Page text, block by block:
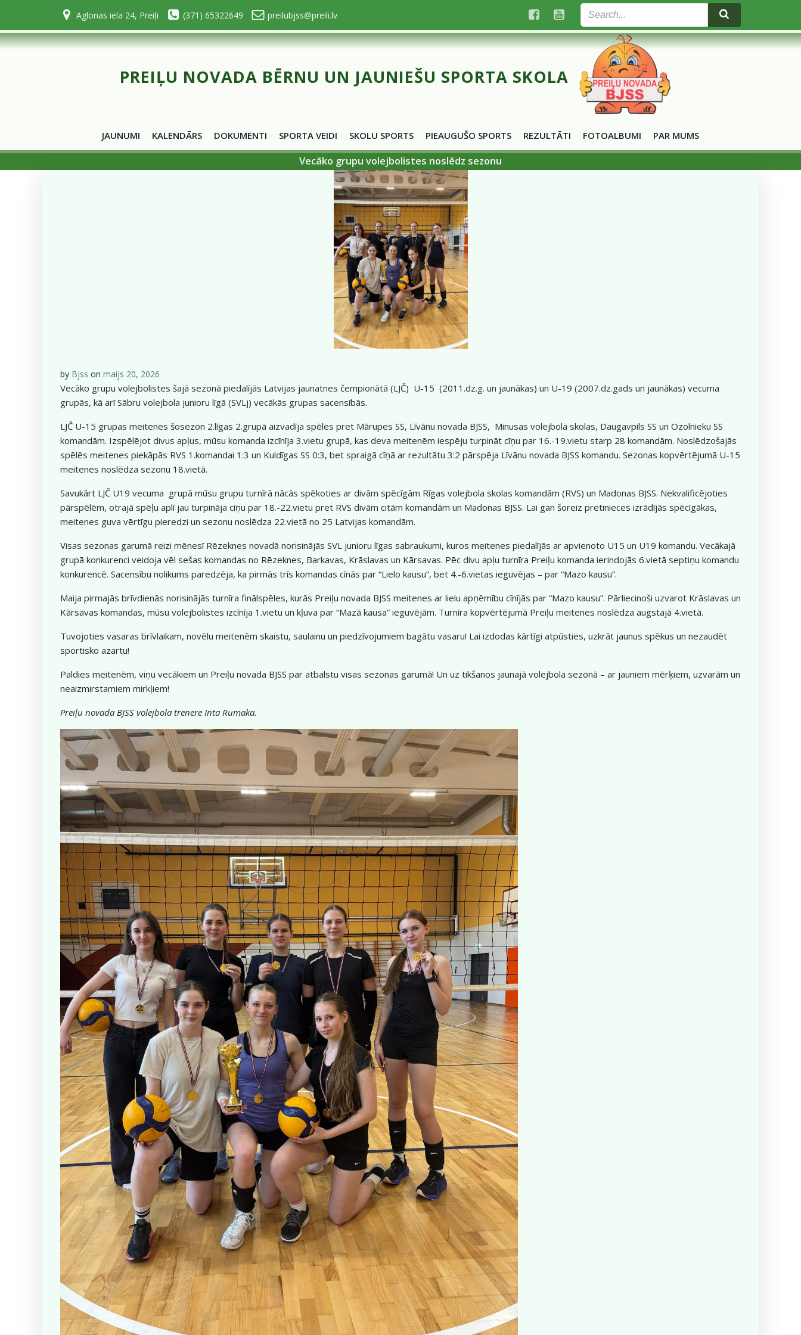
content
Aglonas iela 24, Preiļi (371) 65322649 preilubjss@preili.lv
PREIĻU NOVADA BĒRNU UN JAUNIEŠU SPORTA SKOLA
JAUNUMI KALENDĀRS DOKUMENTI SPORTA VEIDI SKOLU SPORTS PIEAUGUŠO SPORTS REZULTĀTI FOTOALBUMI PAR MUMS
Vecāko grupu volejbolistes noslēdz sezonu
by Bjss on maijs 20, 2026
Vecāko grupu volejbolistes šajā sezonā piedalījās Latvijas jaunatnes čempionātā (LJČ) U-15 (2011.dz.g. un jaunākas) un U-19 (2007.dz.gads un jaunākas) vecuma
grupās, kā arī Sābru volejbola junioru līgā (SVLj) vecākās grupas sacensībās.
LJČ U-15 grupas meitenes šosezon 2.līgas 2.grupā aizvadīja spēles pret Mārupes SS, Līvānu novada BJSS, Minusas volejbola skolas, Daugavpils SS un Ozolnieku SS
komandām. Izspēlējot divus apļus, mūsu komanda izcīnīja 3.vietu grupā, kas deva meitenēm iespēju turpināt cīņu par 16.-19.vietu starp 28 komandām. Noslēdzošajās
spēlēs meitenes piekāpās RVS 1.komandai 1:3 un Kuldīgas SS 0:3, bet spraigā cīņā ar rezultātu 3:2 pārspēja Līvānu novada BJSS komandu. Sezonas kopvērtējumā U-15
meitenes noslēdza sezonu 18.vietā.
Savukārt LJČ U19 vecuma grupā mūsu grupu turnīrā nācās spēkoties ar divām spēcīgām Rīgas volejbola skolas komandām (RVS) un Madonas BJSS. Nekvalificējoties
pārspēlēm, otrajā spēļu aplī jau turpināja cīņu par 18.-22.vietu pret RVS divām citām komandām un Madonas BJSS. Lai gan šoreiz pretinieces izrādījās spēcīgākas,
meitenes guva vērtīgu pieredzi un sezonu noslēdza 22.vietā no 25 Latvijas komandām.
Visas sezonas garumā reizi mēnesī Rēzeknes novadā norisinājās SVL junioru līgas sabraukumi, kuros meitenes piedalījās ar apvienoto U15 un U19 komandu. Vecākajā
grupā konkurenci veidoja vēl sešas komandas no Rēzeknes, Barkavas, Krāslavas un Kārsavas. Pēc divu apļu turnīra Preiļu komanda ierindojās 6.vietā septiņu komandu
konkurencē. Sacensību nolikums paredzēja, ka pirmās trīs komandas cīnās par “Lielo kausu”, bet 4.-6.vietas ieguvējas – par “Mazo kausu”.
Maija pirmajās brīvdienās norisinājās turnīra finālspēles, kurās Preiļu novada BJSS meitenes ar lielu apņēmību cīnījās par “Mazo kausu”. Pārliecinoši uzvarot Krāslavas un
Kārsavas komandas, mūsu volejbolistes izcīnīja 1.vietu un kļuva par “Mazā kausa” ieguvējām. Turnīra kopvērtējumā Preiļu meitenes noslēdza augstajā 4.vietā.
Tuvojoties vasaras brīvlaikam, novēlu meitenēm skaistu, saulainu un piedzīvojumiem bagātu vasaru! Lai izdodas kārtīgi atpūsties, uzkrāt jaunus spēkus un nezaudēt
sportisko azartu!
Paldies meitenēm, viņu vecākiem un Preiļu novada BJSS par atbalstu visas sezonas garumā! Un uz tikšanos jaunajā volejbola sezonā – ar jauniem mērķiem, uzvarām un
neaizmirstamiem mirkļiem!
Preiļu novada BJSS volejbola trenere Inta Rumaka.